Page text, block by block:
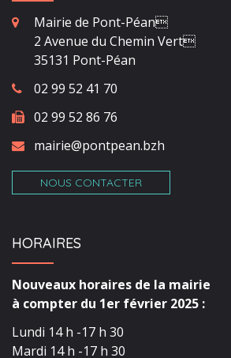
Mairie de Pont-Péan
2 Avenue du Chemin Vert
35131 Pont-Péan
02 99 52 41 70
02 99 52 86 76
mairie@pontpean.bzh
NOUS CONTACTER
HORAIRES
Nouveaux horaires de la mairie
à compter du 1er février 2025 :
Lundi 14 h -17 h 30
Mardi 14 h -17 h 30